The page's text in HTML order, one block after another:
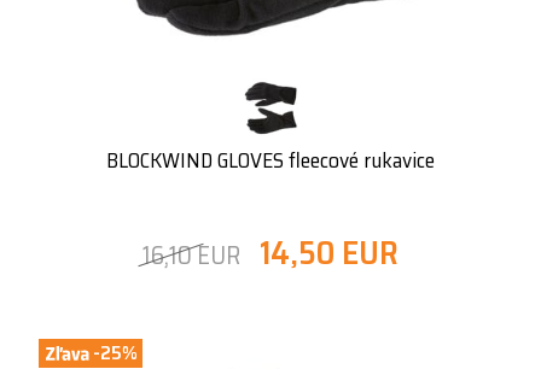
BLOCKWIND GLOVES fleecové rukavice
16,10 EUR 14,50 EUR
-25%